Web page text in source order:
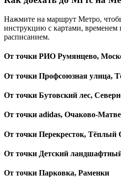
Нажмите на маршрут Метро,
инструкцию с картами,
расписанием.
От точки РИО Румянцево,
От точки Профсоюзная улица,
От точки Бутовский лес,
От точки adidas, Очаково-
От точки Перекресток, Тёплый
От точки Детский
От точки Парковка, Раменки